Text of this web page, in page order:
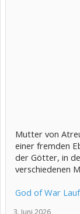
Mutter von
einer fremden
der Götter, in
verschiedenen
God of War
3. Juni 2026